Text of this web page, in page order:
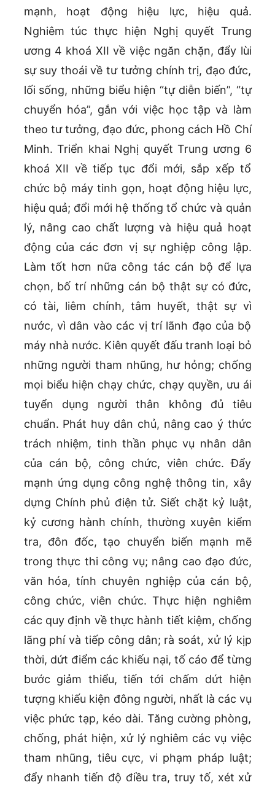
mạnh, hoạt động hiệu lực, hiệu quả.
Nghiêm túc thực hiện Nghị quyết Trung
ương 4 khoá XII về việc ngăn chặn, đẩy lùi
sự suy thoái về tư tưởng chính trị, đạo đức,
lối sống, những biểu hiện “tự diễn biến”, “tự
chuyển hóa”, gắn với việc học tập và làm
theo tư tưởng, đạo đức, phong cách Hồ Chí
Minh. Triển khai Nghị quyết Trung ương 6
khoá XII về tiếp tục đổi mới, sắp xếp tổ
chức bộ máy tinh gọn, hoạt động hiệu lực,
hiệu quả; đổi mới hệ thống tổ chức và quản
lý, nâng cao chất lượng và hiệu quả hoạt
động của các đơn vị sự nghiệp công lập.
Làm tốt hơn nữa công tác cán bộ để lựa
chọn, bố trí những cán bộ thật sự có đức,
có tài, liêm chính, tâm huyết, thật sự vì
nước, vì dân vào các vị trí lãnh đạo của bộ
máy nhà nước. Kiên quyết đấu tranh loại bỏ
những người tham nhũng, hư hỏng; chống
mọi biểu hiện chạy chức, chạy quyền, ưu ái
tuyển dụng người thân không đủ tiêu
chuẩn. Phát huy dân chủ, nâng cao ý thức
trách nhiệm, tinh thần phục vụ nhân dân
của cán bộ, công chức, viên chức. Đẩy
mạnh ứng dụng công nghệ thông tin, xây
dựng Chính phủ điện tử. Siết chặt kỷ luật,
kỷ cương hành chính, thường xuyên kiểm
tra, đôn đốc, tạo chuyển biến mạnh mẽ
trong thực thi công vụ; nâng cao đạo đức,
văn hóa, tính chuyên nghiệp của cán bộ,
công chức, viên chức. Thực hiện nghiêm
các quy định về thực hành tiết kiệm, chống
lãng phí và tiếp công dân; rà soát, xử lý kịp
thời, dứt điểm các khiếu nại, tố cáo để từng
bước giảm thiểu, tiến tới chấm dứt hiện
tượng khiếu kiện đông người, nhất là các vụ
việc phức tạp, kéo dài. Tăng cường phòng,
chống, phát hiện, xử lý nghiêm các vụ việc
tham nhũng, tiêu cực, vi phạm pháp luật;
đẩy nhanh tiến độ điều tra, truy tố, xét xử